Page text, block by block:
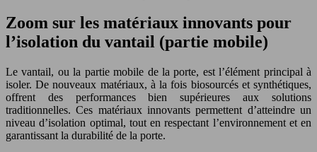
Zoom sur les matériaux innovants pour
l’isolation du vantail (partie mobile)
Le vantail, ou la partie mobile de la porte, est l’élément principal à
isoler. De nouveaux matériaux, à la fois biosourcés et synthétiques,
offrent des performances bien supérieures aux solutions
traditionnelles. Ces matériaux innovants permettent d’atteindre un
niveau d’isolation optimal, tout en respectant l’environnement et en
garantissant la durabilité de la porte.